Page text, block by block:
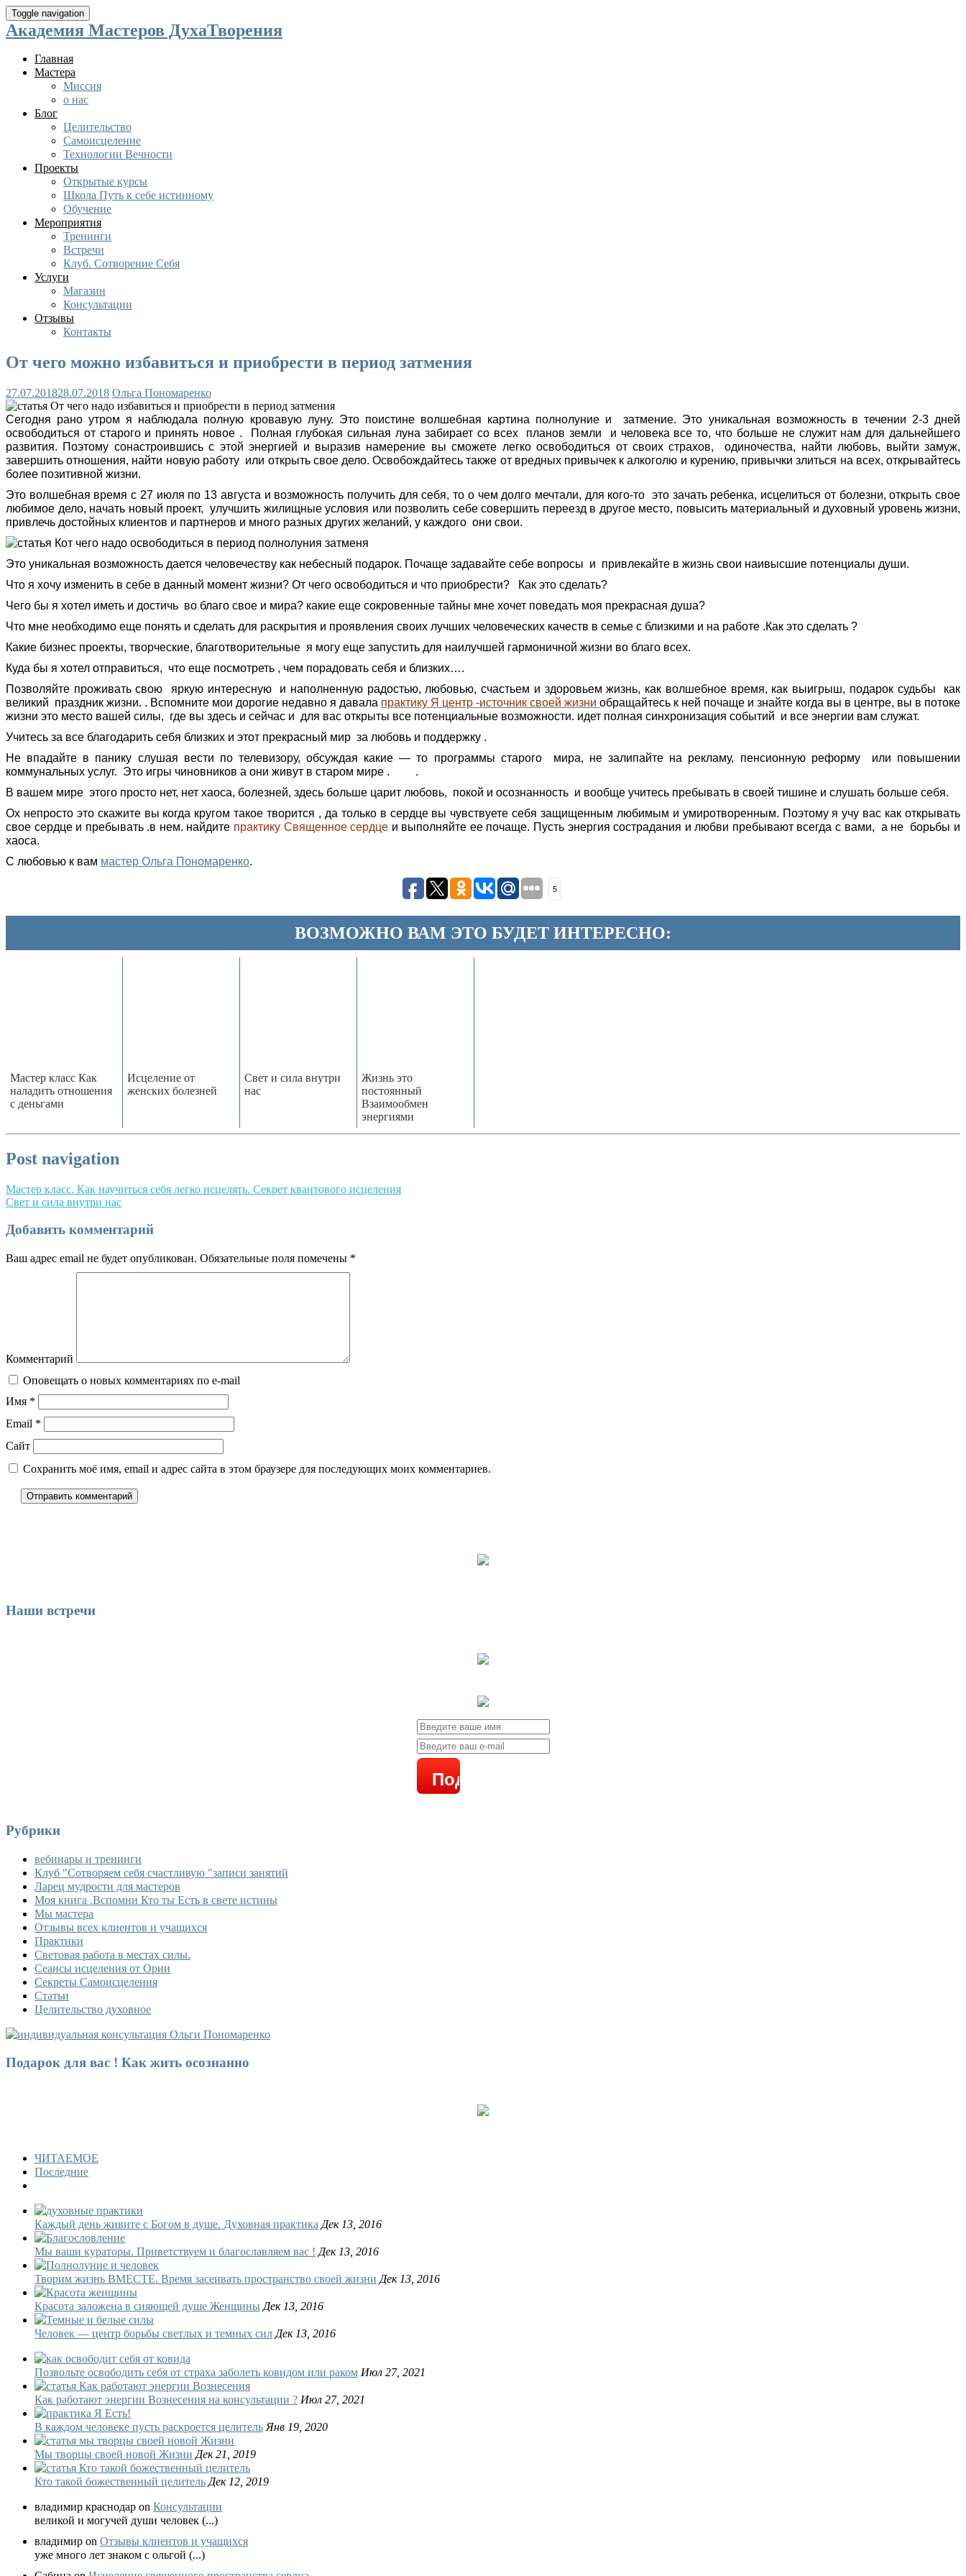
Toggle navigation
Академия Мастеров ДухаТворения
Главная
Мастера
Миссия
о нас
Блог
Целительство
Самоисцеление
Технологии Вечности
Проекты
Открытые курсы
Школа Путь к себе истинному
Обучение
Мероприятия
Тренинги
Встречи
Клуб. Сотворение Себя
Услуги
Магазин
Консультации
Отзывы
Контакты
От чего можно избавиться и приобрести в период затмения
27.07.201828.07.2018 Ольга Пономаренко
Сегодня рано утром я наблюдала полную кровавую луну. Это поистине волшебная картина полнолуние и затмение. Это уникальная возможность в течении 2-3 дней
освободиться от старого и принять новое . Полная глубокая сильная луна забирает со всех планов земли и человека все то, что больше не служит нам для дальнейшего
развития. Поэтому сонастроившись с этой энергией и выразив намерение вы сможете легко освободиться от своих страхов, одиночества, найти любовь, выйти замуж,
завершить отношения, найти новую работу или открыть свое дело. Освобождайтесь также от вредных привычек к алкоголю и курению, привычки злиться на всех, открывайтесь
более позитивной жизни.
Это волшебная время с 27 июля по 13 августа и возможность получить для себя, то о чем долго мечтали, для кого-то это зачать ребенка, исцелиться от болезни, открыть свое
любимое дело, начать новый проект, улучшить жилищные условия или позволить себе совершить переезд в другое место, повысить материальный и духовный уровень жизни,
привлечь достойных клиентов и партнеров и много разных других желаний, у каждого они свои.
Это уникальная возможность дается человечеству как небесный подарок. Почаще задавайте себе вопросы и привлекайте в жизнь свои наивысшие потенциалы души.
Что я хочу изменить в себе в данный момент жизни? От чего освободиться и что приобрести? Как это сделать?
Чего бы я хотел иметь и достичь во благо свое и мира? какие еще сокровенные тайны мне хочет поведать моя прекрасная душа?
Что мне необходимо еще понять и сделать для раскрытия и проявления своих лучших человеческих качеств в семье с близкими и на работе .Как это сделать ?
Какие бизнес проекты, творческие, благотворительные я могу еще запустить для наилучшей гармоничной жизни во благо всех.
Куда бы я хотел отправиться, что еще посмотреть , чем порадовать себя и близких….
Позволяйте проживать свою яркую интересную и наполненную радостью, любовью, счастьем и здоровьем жизнь, как волшебное время, как выигрыш, подарок судьбы как
великий праздник жизни. . Вспомните мои дорогие недавно я давала практику Я центр -источник своей жизни обращайтесь к ней почаще и знайте когда вы в центре, вы в потоке
жизни это место вашей силы, где вы здесь и сейчас и для вас открыты все потенциальные возможности. идет полная синхронизация событий и все энергии вам служат.
Учитесь за все благодарить себя близких и этот прекрасный мир за любовь и поддержку .
Не впадайте в панику слушая вести по телевизору, обсуждая какие — то программы старого мира, не залипайте на рекламу, пенсионную реформу или повышении
коммунальных услуг. Это игры чиновников а они живут в старом мире . .
В вашем мире этого просто нет, нет хаоса, болезней, здесь больше царит любовь, покой и осознанность и вообще учитесь пребывать в своей тишине и слушать больше себя.
Ох непросто это скажите вы когда кругом такое творится , да только в сердце вы чувствуете себя защищенным любимым и умиротворенным. Поэтому я учу вас как открывать
свое сердце и пребывать .в нем. найдите практику Священное сердце и выполняйте ее почаще. Пусть энергия сострадания и любви пребывают всегда с вами, а не борьбы и
хаоса.
С любовью к вам мастер Ольга Пономаренко.
5
ВОЗМОЖНО ВАМ ЭТО БУДЕТ ИНТЕРЕСНО:
Мастер класс Как
наладить отношения
с деньгами
Исцеление от
женских болезней
Свет и сила внутри
нас
Жизнь это
постоянный
Взаимообмен
энергиями
Post navigation
Мастер класс. Как научиться себя легко исцелять. Секрет квантового исцеления
Свет и сила внутри нас
Добавить комментарий
Ваш адрес email не будет опубликован. Обязательные поля помечены *
Комментарий
Оповещать о новых комментариях по e-mail
Имя *
Email *
Сайт
Сохранить моё имя, email и адрес сайта в этом браузере для последующих моих комментариев.
Наши встречи
Рубрики
вебинары и тренинги
Клуб "Сотворяем себя счастливую "записи занятий
Ларец мудрости для мастеров
Моя книга .Вспомни Кто ты Есть в свете истины
Мы мастера
Отзывы всех клиентов и учащихся
Практики
Световая работа в местах силы.
Сеансы исцеления от Ории
Секреты Самоисцеления
Статьи
Целительство духовное
Подарок для вас ! Как жить осознанно
ЧИТАЕМОЕ
Последние
Каждый день живите с Богом в душе. Духовная практика Дек 13, 2016
Мы ваши кураторы. Приветствуем и благославляем вас ! Дек 13, 2016
Творим жизнь ВМЕСТЕ. Время засеивать пространство своей жизни Дек 13, 2016
Красота заложена в сияющей душе Женщины Дек 13, 2016
Человек — центр борьбы светлых и темных сил Дек 13, 2016
Позвольте освободить себя от страха заболеть ковидом или раком Июл 27, 2021
Как работают энергии Вознесения на консультации ? Июл 27, 2021
В каждом человеке пусть раскроется целитель Янв 19, 2020
Мы творцы своей новой Жизни Дек 21, 2019
Кто такой божественный целитель Дек 12, 2019
владимир краснодар on Консультации
великой и могучей души человек (...)
владимир on Отзывы клиентов и учащихся
уже много лет знаком с ольгой (...)